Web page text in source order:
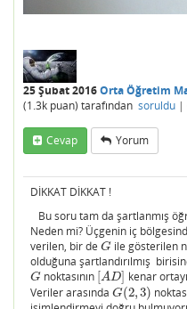
25 Şubat 2016Orta Öğretim
(1.3k puan) tarafından soruldu |
Cevap Yorum
DİKKAT DİKKAT !
Bu soru tam da şartlanmış
Neden mi? Üçgenin iç
verilen, bir de G
G ile gösterilen
olduğuna şartlandırılmış
G
G noktasının [AD]
[AD]
kenar
Veriler arasında G(2, 3)
G(2,3)